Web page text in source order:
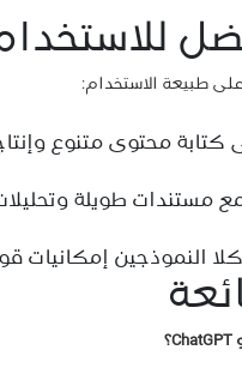
على طبيعة الاستخدام:
النموذجين إمكانيات